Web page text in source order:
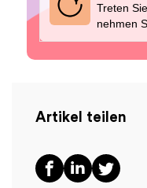
Treten
nehmen
Artikel teilen